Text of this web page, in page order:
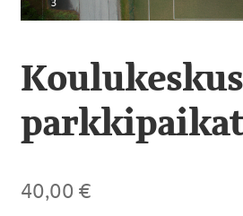
MOBIILIMAKSUN RAHALATAUS
TOIVAKKA TUOTTEET
LASTEN VAPAA-AIKATOIMINTA
parkkipaikat
40,00 €